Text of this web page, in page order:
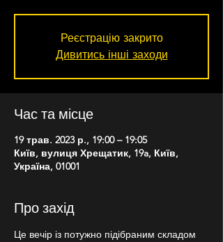
Реєстрацію закрито
Дивитись інші заходи
Час та місце
19 трав. 2023 р., 19:00 – 19:05
Київ, вулиця Хрещатик, 19a, Київ,
Україна, 01001
Про захід
Це вечір із потужно підібраним складом